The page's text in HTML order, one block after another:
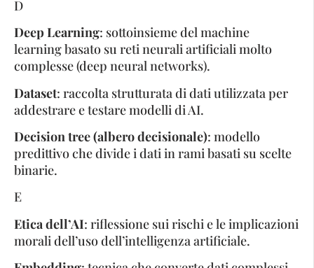
D
Deep Learning: sottoinsieme del machine
learning basato su reti neurali artificiali molto
complesse (deep neural networks).
Dataset: raccolta strutturata di dati utilizzata per
addestrare e testare modelli di AI.
Decision tree (albero decisionale): modello
predittivo che divide i dati in rami basati su scelte
binarie.
E
Etica dell’AI: riflessione sui rischi e le implicazioni
morali dell’uso dell’intelligenza artificiale.